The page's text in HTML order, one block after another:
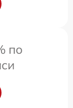
по